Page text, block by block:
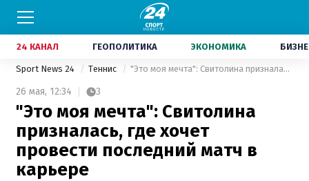
24 КАНАЛ ГЕОПОЛИТИКА ЭКОНОМИКА
Sport News 24 Теннис "Это моя мечта": Свитолина призналась, где хочет провести последний матч в карьере
26 мая, 12:34 3
"Это моя мечта": Свитолина
призналась, где хочет
провести последний матч в
карьере